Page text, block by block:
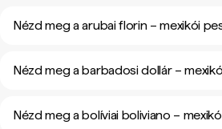
Nézd meg a arubai florin – mexikói
Nézd meg a barbadosi dollár –
Nézd meg a bolíviai boliviano –